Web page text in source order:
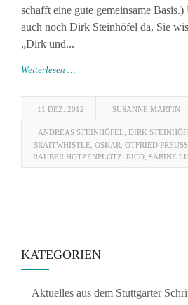
schafft eine gute gemeinsame
auch noch Dirk Steinhöfel da, Sie
„Dirk und...
Weiterlesen …
11 DEZ. 2012 SUSANNE MARTIN
ANDREAS STEINHÖFEL DIRK
BRAITWHISTLE OSKAR OTFRIED
RÄUBER HOTZENPLOTZ RICO SABINE
KATEGORIEN
Aktuelles aus dem Stuttgarter